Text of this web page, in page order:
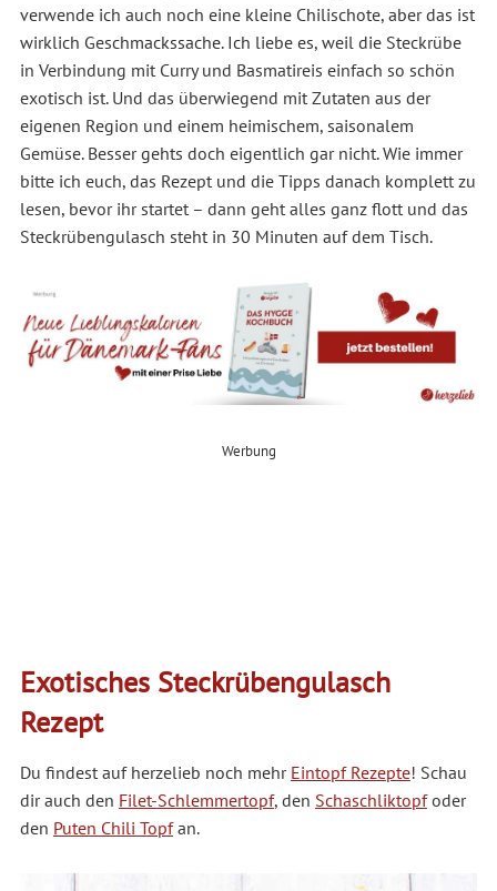
verwende ich auch noch eine kleine Chilischote, aber das ist
wirklich Geschmackssache. Ich liebe es, weil die Steckrübe
in Verbindung mit Curry und Basmatireis einfach so schön
exotisch ist. Und das überwiegend mit Zutaten aus der
eigenen Region und einem heimischem, saisonalem
Gemüse. Besser gehts doch eigentlich gar nicht. Wie immer
bitte ich euch, das Rezept und die Tipps danach komplett zu
lesen, bevor ihr startet – dann geht alles ganz flott und das
Steckrübengulasch steht in 30 Minuten auf dem Tisch.
Werbung
Exotisches Steckrübengulasch
Rezept
Du findest auf herzelieb noch mehr Eintopf Rezepte! Schau
dir auch den Filet-Schlemmertopf, den Schaschliktopfoder
den Puten Chili Topfan.